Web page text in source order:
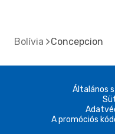
Bolívia Concepcion
Általános
A promóciós